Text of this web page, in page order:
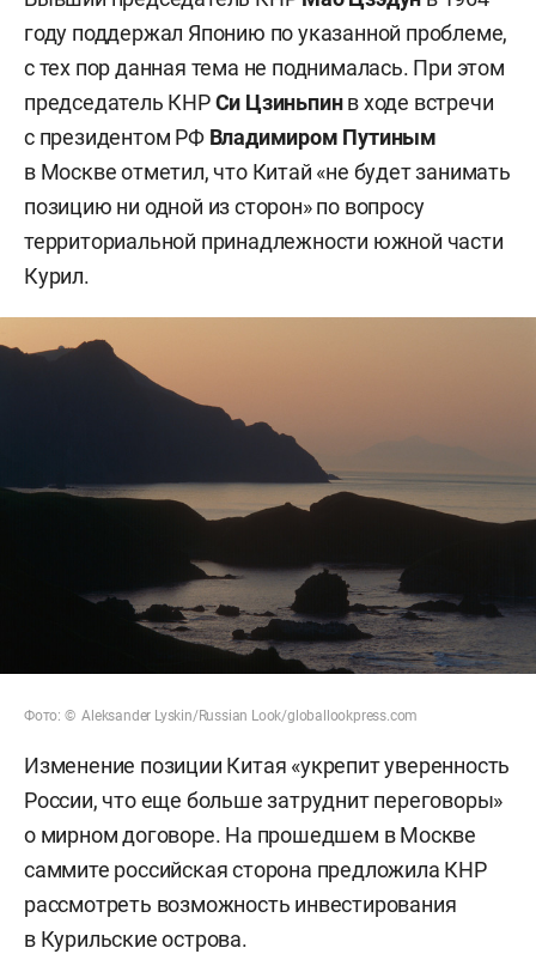
году поддержал Японию по указанной проблеме,
с тех пор данная тема не поднималась. При этом
председатель КНРСи Цзиньпинв ходе встречи
с президентом РФ Владимиром Путиным
в Москве отметил, что Китай «не будет занимать
позицию ни одной из сторон» по вопросу
территориальной принадлежности южной части
Курил.
Фото: © Aleksander Lyskin/Russian Look/globallookpress.com
Изменение позиции Китая «укрепит уверенность
России, что еще больше затруднит переговоры»
о мирном договоре. На прошедшем в Москве
саммите российская сторона предложила КНР
рассмотреть возможность инвестирования
в Курильские острова.